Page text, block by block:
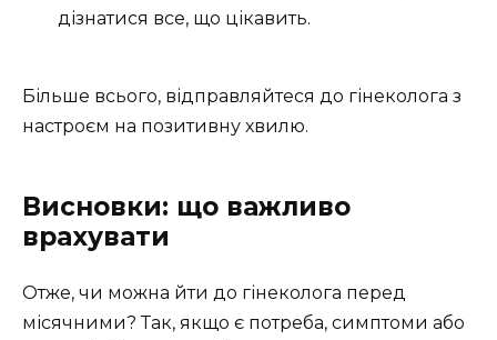
дізнатися все, що цікавить.
Більше всього, відправляйтеся до гінеколога з
настроєм на позитивну хвилю.
Висновки: що важливо
врахувати
Отже, чи можна йти до гінеколога перед
місячними? Так, якщо є потреба, симптоми або